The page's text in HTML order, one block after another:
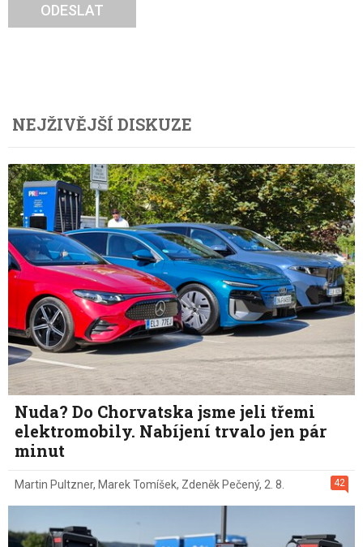
ODESLAT
NEJŽIVĚJŠÍ DISKUZE
Nuda? Do Chorvatska jsme jeli třemi
elektromobily. Nabíjení trvalo jen pár
minut
42
Martin Pultzner, Marek Tomíšek, Zdeněk Pečený, 2. 8.